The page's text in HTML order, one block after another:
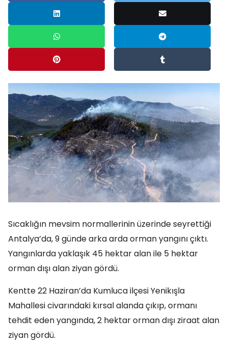
Sıcaklığın mevsim normallerinin üzerinde seyrettiği
Antalya’da, 9 günde arka arda orman yangını çıktı.
Yangınlarda yaklaşık 45 hektar alan ile 5 hektar
orman dışı alan ziyan gördü.
Kentte 22 Haziran’da Kumluca ilçesi Yenikışla
Mahallesi civarındaki kırsal alanda çıkıp, ormanı
tehdit eden yangında, 2 hektar orman dışı ziraat alan
ziyan gördü.